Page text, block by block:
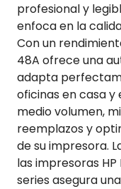
profesional y
enfoca en la
Con un
48A ofrece una
adapta
oficinas en casa
medio volumen,
reemplazos y
de su impresora.
las impresoras HP
series asegura